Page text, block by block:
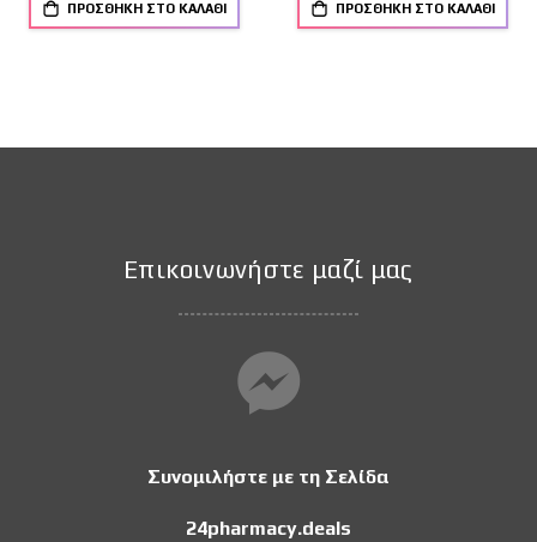
ΠΡΟΣΘΉΚΗ ΣΤΟ ΚΑΛΆΘΙ ΠΡΟΣΘΉΚΗ ΣΤΟ ΚΑΛΆΘΙ
Επικοινωνήστε μαζί μας
Συνομιλήστε με τη Σελίδα
24pharmacy.deals